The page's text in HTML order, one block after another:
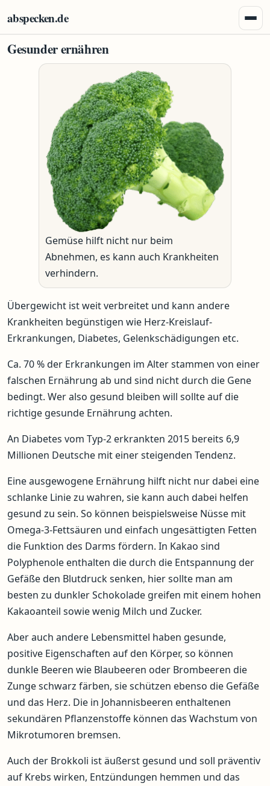
abspecken.de
Gesunder ernähren
Gemüse hilft nicht nur beim
Abnehmen, es kann auch Krankheiten
verhindern.
Übergewicht ist weit verbreitet und kann andere
Krankheiten begünstigen wie Herz-Kreislauf-
Erkrankungen, Diabetes, Gelenkschädigungen etc.
Ca. 70 % der Erkrankungen im Alter stammen von einer
falschen Ernährung ab und sind nicht durch die Gene
bedingt. Wer also gesund bleiben will sollte auf die
richtige gesunde Ernährung achten.
An Diabetes vom Typ-2 erkrankten 2015 bereits 6,9
Millionen Deutsche mit einer steigenden Tendenz.
Eine ausgewogene Ernährung hilft nicht nur dabei eine
schlanke Linie zu wahren, sie kann auch dabei helfen
gesund zu sein. So können beispielsweise Nüsse mit
Omega-3-Fettsäuren und einfach ungesättigten Fetten
die Funktion des Darms fördern. In Kakao sind
Polyphenole enthalten die durch die Entspannung der
Gefäße den Blutdruck senken, hier sollte man am
besten zu dunkler Schokolade greifen mit einem hohen
Kakaoanteil sowie wenig Milch und Zucker.
Aber auch andere Lebensmittel haben gesunde,
positive Eigenschaften auf den Körper, so können
dunkle Beeren wie Blaubeeren oder Brombeeren die
Zunge schwarz färben, sie schützen ebenso die Gefäße
und das Herz. Die in Johannisbeeren enthaltenen
sekundären Pflanzenstoffe können das Wachstum von
Mikrotumoren bremsen.
Auch der Brokkoli ist äußerst gesund und soll präventiv
auf Krebs wirken, Entzündungen hemmen und das